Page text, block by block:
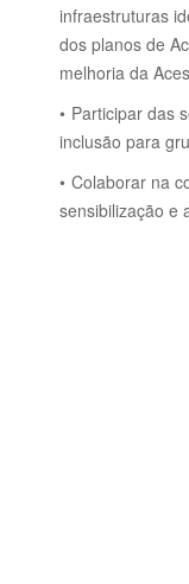
infraestruturas
dos planos de
melhoria da
Participar das
inclusão para
Colaborar na
sensibilização e